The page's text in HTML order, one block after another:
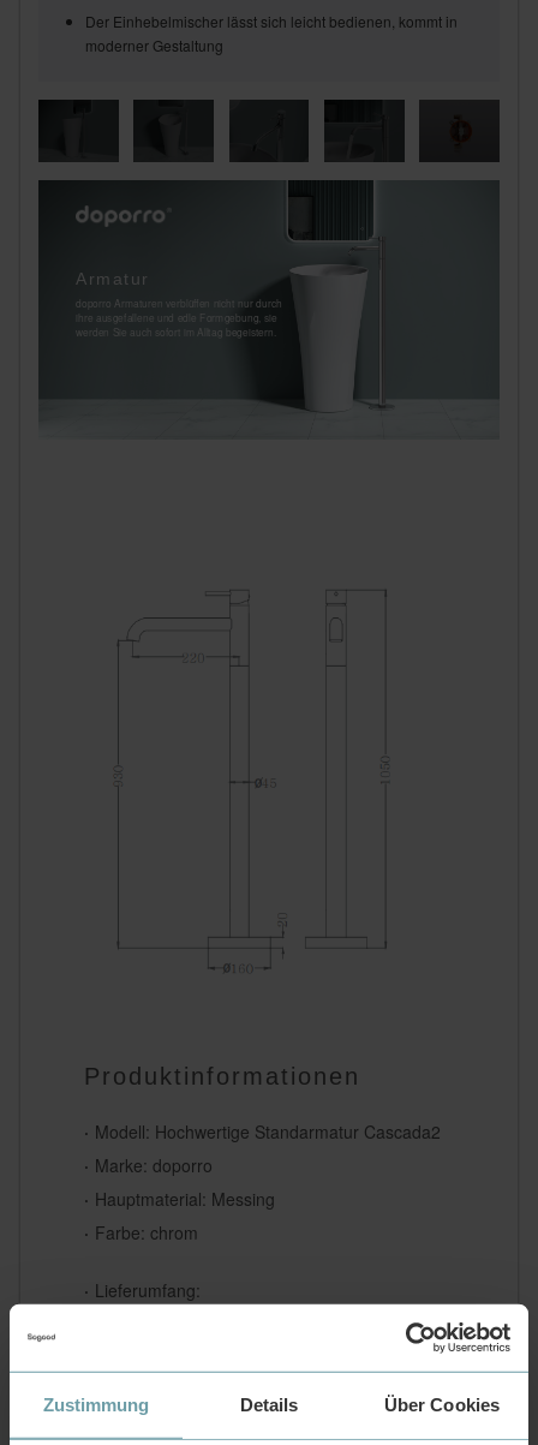
Zustimmung Details Über Cookies
Der Einhebelmischer lässt sich leicht bedienen, kommt in
moderner Gestaltung
Armatur
doporro Armaturen verblüffen nicht nur durch
ihre ausgefallene und edle Formgebung, sie
werden Sie auch sofort im Alltag begeistern.
Produktinformationen
Modell: Hochwertige Standarmatur Cascada2
Marke: doporro
Hauptmaterial: Messing
Farbe: chrom
Lieferumfang:
Frankreich und Belgien. Eine Selbstabholung